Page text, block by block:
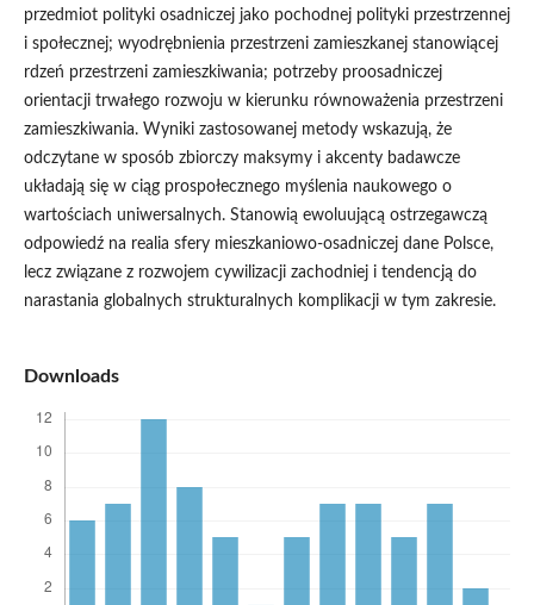
przedmiot polityki osadniczej jako pochodnej polityki przestrzennej
i społecznej; wyodrębnienia przestrzeni zamieszkanej stanowiącej
rdzeń przestrzeni zamieszkiwania; potrzeby proosadniczej
orientacji trwałego rozwoju w kierunku równoważenia przestrzeni
zamieszkiwania. Wyniki zastosowanej metody wskazują, że
odczytane w sposób zbiorczy maksymy i akcenty badawcze
układają się w ciąg prospołecznego myślenia naukowego o
wartościach uniwersalnych. Stanowią ewoluującą ostrzegawczą
odpowiedź na realia sfery mieszkaniowo-osadniczej dane Polsce,
lecz związane z rozwojem cywilizacji zachodniej i tendencją do
narastania globalnych strukturalnych komplikacji w tym zakresie.
Downloads